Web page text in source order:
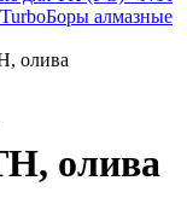
Боры алмазные
олива
олива